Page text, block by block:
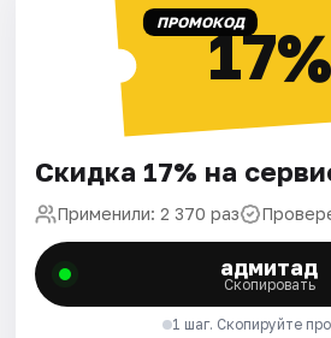
ПРОМОКОД17%
Скидка 17% на
Применили: 2 370 раз
адмитад
Скопировать
1 шаг. Скопируйте